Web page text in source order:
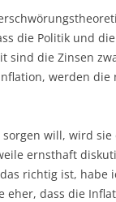
die Politik und
sind die Zinsen
werden
will, wird
ernsthaft
richtig ist, habe
eher, dass die